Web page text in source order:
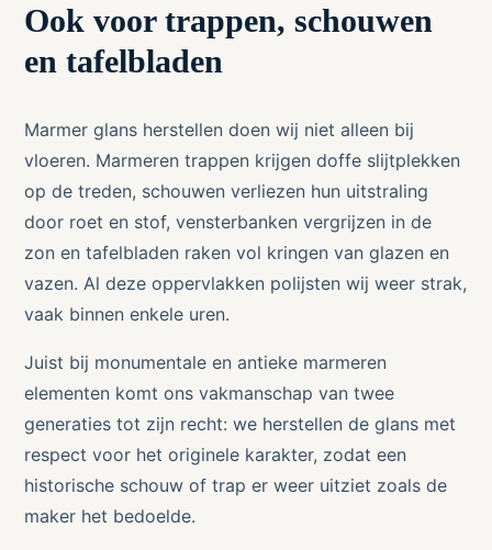
Ook voor trappen, schouwen
en tafelbladen
Marmer glans herstellen doen wij niet alleen bij
vloeren. Marmeren trappen krijgen doffe slijtplekken
op de treden, schouwen verliezen hun uitstraling
door roet en stof, vensterbanken vergrijzen in de
zon en tafelbladen raken vol kringen van glazen en
vazen. Al deze oppervlakken polijsten wij weer strak,
vaak binnen enkele uren.
Juist bij monumentale en antieke marmeren
elementen komt ons vakmanschap van twee
generaties tot zijn recht: we herstellen de glans met
respect voor het originele karakter, zodat een
historische schouw of trap er weer uitziet zoals de
maker het bedoelde.